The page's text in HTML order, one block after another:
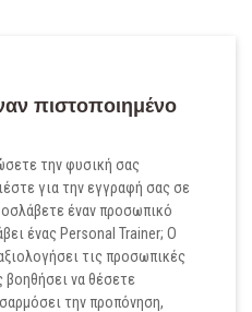
πιστοποιημένο
την φυσική σας
για την εγγραφή σας σε
έναν προσωπικό
ένας Personal Trainer; Ο
τις προσωπικές
βοηθήσει να θέσετε
την προπόνηση,